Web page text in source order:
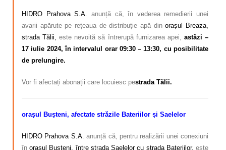
HIDRO Prahova S.A. anunță că, în vederea remedierii unei
avarii apărute pe rețeaua de distribuție apă dinorașul Breaza,
strada Tălii, este nevoită să întrerupă furnizarea apei, astăzi –
17 iulie 2024, în intervalul orar 09:30 – 13:30, cu posibilitate
de prelungire.
Vor fi afectați abonații care locuiesc pestrada Tălii.
orașul Bușteni, afectate străzile Bateriilor și Saelelor
HIDRO Prahova S.A. anunță că, pentru realizării unei conexiuni
înorașul Bușteni, între strada Saelelor cu strada Bateriilor, este